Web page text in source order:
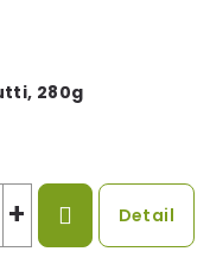
280g
+ Detail